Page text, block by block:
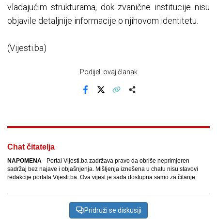
vladajućim strukturama, dok zvanične institucije nisu
objavile detaljnije informacije o njihovom identitetu.
(Vijesti.ba)
Podijeli ovaj članak
Chat čitatelja
NAPOMENA - Portal Vijesti.ba zadržava pravo da obriše neprimjeren
sadržaj bez najave i objašnjenja. Mišljenja iznešena u chatu nisu stavovi
redakcije portala Vijesti.ba. Ova vijest je sada dostupna samo za čitanje.
Pridruži se diskusiji